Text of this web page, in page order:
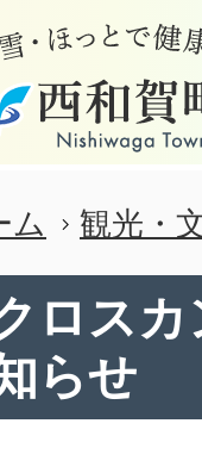
ム 観光・
ロス
らせ